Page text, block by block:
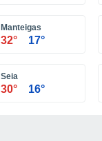
Manteigas
32° 17°
Seia
30° 16°